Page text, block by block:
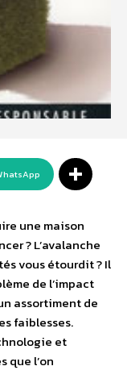
une maison
? L’avalanche
vous étourdit ? Il
de l’impact
assortiment de
faiblesses.
et
que l’on